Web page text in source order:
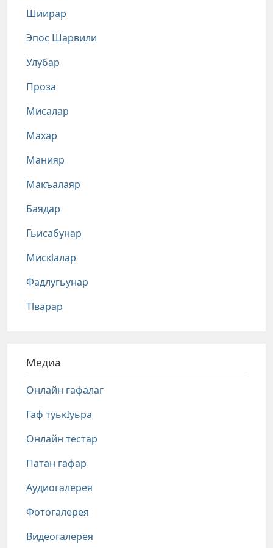
Шиирар
Эпос Шарвили
Улубар
Проза
Мисалар
Махар
Манияр
Макъалаяр
Баядар
Гьисабунар
Мискlалар
Фадлугьунар
Тlварар
Медиа
Онлайн гафалаг
Гаф туькIуьра
Онлайн тестар
Патан гафар
Аудиогалерея
Фотогалерея
Видеогалерея